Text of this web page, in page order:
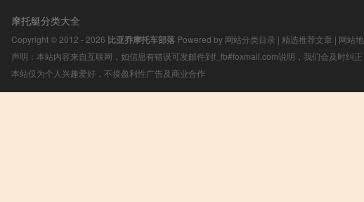
摩托艇分类大全
Copyright © 2012 - 2026 比亚乔摩托车部落 Powered by 网站分类目录 | 精选推荐文章 | 网站
声明：本站内容来自互联网，如信息有错误可发邮件到f_fb#foxmail.com说明，我们会及时纠
本站仅为个人兴趣爱好，不接盈利性广告及商业合作